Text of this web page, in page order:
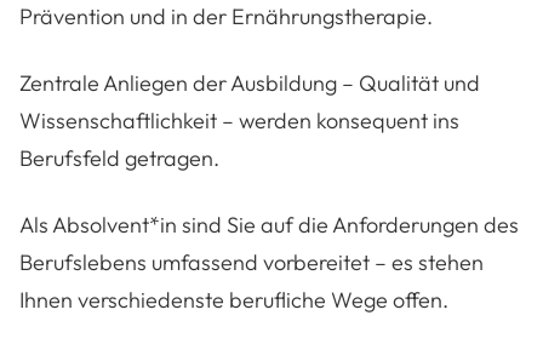
Prävention und in der Ernährungstherapie.
Zentrale Anliegen der Ausbildung – Qualität und
Wissenschaftlichkeit – werden konsequent ins
Berufsfeld getragen.
Als Absolvent*in sind Sie auf die Anforderungen des
Berufslebens umfassend vorbereitet – es stehen
Ihnen verschiedenste berufliche Wege offen.